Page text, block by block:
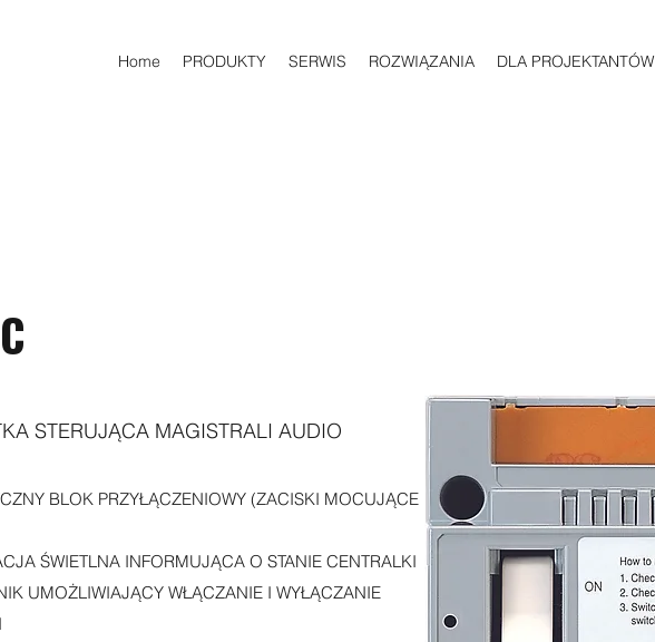
Home PRODUKTY SERWIS ROZWIĄZANIA DLA PROJEKTANTÓW
STERUJĄCA MAGISTRALI AUDIO
BLOK PRZYŁĄCZENIOWY (ZACISKI MOCUJĄCE
ŚWIETLNA INFORMUJĄCA O STANIE CENTRALKI
UMOŻLIWIAJĄCY WŁĄCZANIE I WYŁĄCZANIE